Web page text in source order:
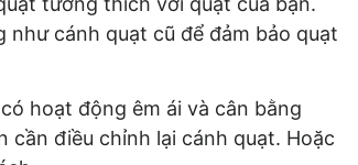
cánh quạt cũ để đảm bảo quạt
hoạt động êm ái và cân bằng
cần điều chỉnh lại cánh quạt. Hoặc